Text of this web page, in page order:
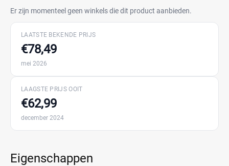
Er zijn momenteel geen winkels die dit product aanbieden.
LAATSTE BEKENDE PRIJS
€78,49
mei 2026
LAAGSTE PRIJS OOIT
€62,99
december 2024
Eigenschappen